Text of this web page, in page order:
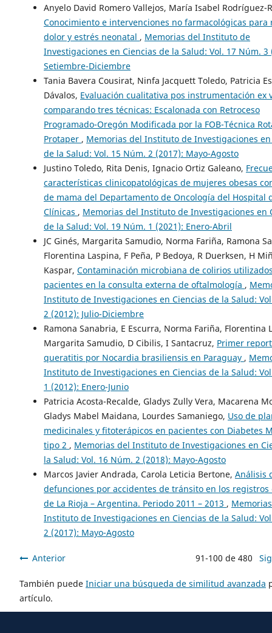
Anyelo David Romero Vallejos, María Isabel Rodríguez-
Conocimiento e intervenciones no farmacológicas para
dolor y estrés neonatal , Memorias del Instituto de
Investigaciones en Ciencias de la Salud: Vol. 17 Núm. 3
Setiembre-Diciembre
Tania Bavera Cousirat, Ninfa Jacquett Toledo, Patricia
Dávalos, Evaluación cualitativa pos instrumentación ex
comparando tres técnicas: Escalonada con Retroceso
Programado-Oregón Modificada por la FOB-Técnica
Protaper , Memorias del Instituto de Investigaciones en
de la Salud: Vol. 15 Núm. 2 (2017): Mayo-Agosto
Justino Toledo, Rita Denis, Ignacio Ortiz Galeano,
características clinicopatológicas de mujeres obesas
de mama del Departamento de Oncología del Hospital
Clínicas , Memorias del Instituto de Investigaciones en
de la Salud: Vol. 19 Núm. 1 (2021): Enero-Abril
JC Ginés, Margarita Samudio, Norma Fariña, Ramona
Florentina Laspina, F Peña, P Bedoya, R Duerksen, H
Kaspar, Contaminación microbiana de colirios
pacientes en la consulta externa de oftalmología ,
Instituto de Investigaciones en Ciencias de la Salud:
2 (2012): Julio-Diciembre
Ramona Sanabria, E Escurra, Norma Fariña, Florentina
Margarita Samudio, D Cibilis, I Santacruz, Primer
queratitis por Nocardia brasiliensis en Paraguay ,
Instituto de Investigaciones en Ciencias de la Salud:
1 (2012): Enero-Junio
Patricia Acosta-Recalde, Gladys Zully Vera, Macarena
Gladys Mabel Maidana, Lourdes Samaniego, Uso de
medicinales y fitoterápicos en pacientes con Diabetes
tipo 2 , Memorias del Instituto de Investigaciones en
la Salud: Vol. 16 Núm. 2 (2018): Mayo-Agosto
Marcos Javier Andrada, Carola Leticia Bertone, Análisis
defunciones por accidentes de tránsito en los registros
de La Rioja – Argentina. Periodo 2011 – 2013 ,
Instituto de Investigaciones en Ciencias de la Salud:
2 (2017): Mayo-Agosto
Anterior 91-100 de 480
También puede Iniciar una búsqueda de similitud avanzada
artículo.